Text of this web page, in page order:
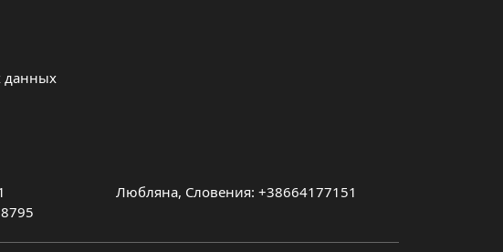
данных
Любляна, Словения: +38664177151